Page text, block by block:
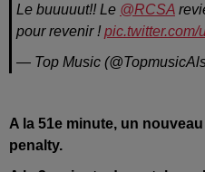
Le buuuuut!! Le @RCSA
pour revenir !pic.twitter.com/
— Top Music
A la 51e minute, un
penalty.